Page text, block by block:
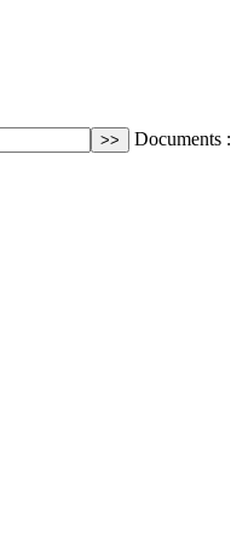
Documents :